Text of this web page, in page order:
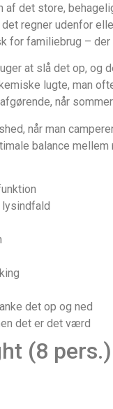
af det store,
regner udenfor
for familiebrug –
at slå det op,
lugte, man
når
når man
balance
lysindfald
det op og ned
det er det værd
(8